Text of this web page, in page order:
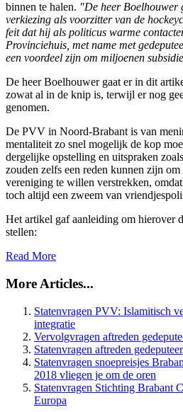
binnen te halen. "De heer Boelhouwer
verkiezing als voorzitter van de
feit dat hij als politicus warme
Provinciehuis, met name met
een voordeel zijn om miljoenen
De heer Boelhouwer gaat er in dit
zowat al in de knip is, terwijl er nog
genomen.
De PVV in Noord-Brabant is van
mentaliteit zo snel mogelijk de kop
dergelijke opstelling en uitspraken
zouden zelfs een reden kunnen zijn om
vereniging te willen verstrekken,
toch altijd een zweem van
Het artikel gaf aanleiding om hierover
stellen:
Read More
More Articles...
Statenvragen PVV: Islamitisch
integratie
Vervolgvragen aftreden
Statenvragen aftreden
Statenvragen snoepreisjes
2018 vliegen je om de oren
Statenvragen Stichting Brabant
Europa